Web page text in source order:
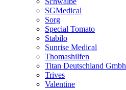
SGMedical
Sorg
Special Tomato
Stabilo
Sunrise Medical
Thomashilfen
Titan Deutschland Gmbh
Trives
Valentine